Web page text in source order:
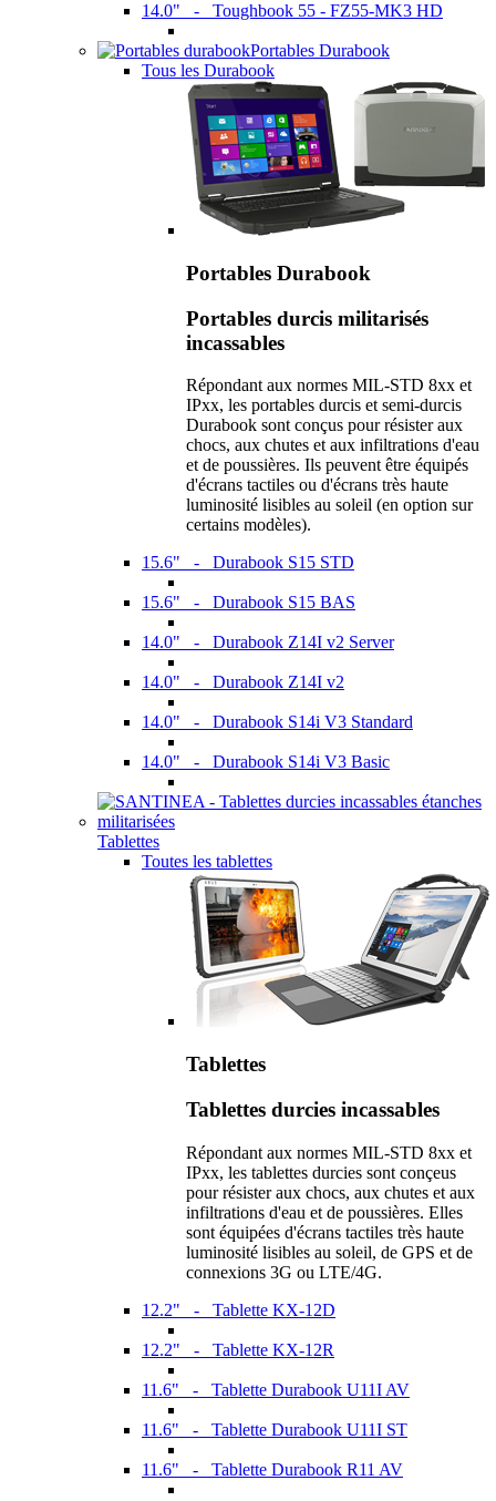
14.0" - Toughbook 55 - FZ55-MK3 HD
Portables Durabook
Tous les Durabook
Portables Durabook
Portables durcis militarisés
incassables
Répondant aux normes MIL-STD 8xx et
IPxx, les portables durcis et semi-durcis
Durabook sont conçus pour résister aux
chocs, aux chutes et aux infiltrations d'eau
et de poussières. Ils peuvent être équipés
d'écrans tactiles ou d'écrans très haute
luminosité lisibles au soleil (en option sur
certains modèles).
15.6" - Durabook S15 STD
15.6" - Durabook S15 BAS
14.0" - Durabook Z14I v2 Server
14.0" - Durabook Z14I v2
14.0" - Durabook S14i V3 Standard
14.0" - Durabook S14i V3 Basic
Tablettes
Toutes les tablettes
Tablettes
Tablettes durcies incassables
Répondant aux normes MIL-STD 8xx et
IPxx, les tablettes durcies sont conçeus
pour résister aux chocs, aux chutes et aux
infiltrations d'eau et de poussières. Elles
sont équipées d'écrans tactiles très haute
luminosité lisibles au soleil, de GPS et de
connexions 3G ou LTE/4G.
12.2" - Tablette KX-12D
12.2" - Tablette KX-12R
11.6" - Tablette Durabook U11I AV
11.6" - Tablette Durabook U11I ST
11.6" - Tablette Durabook R11 AV